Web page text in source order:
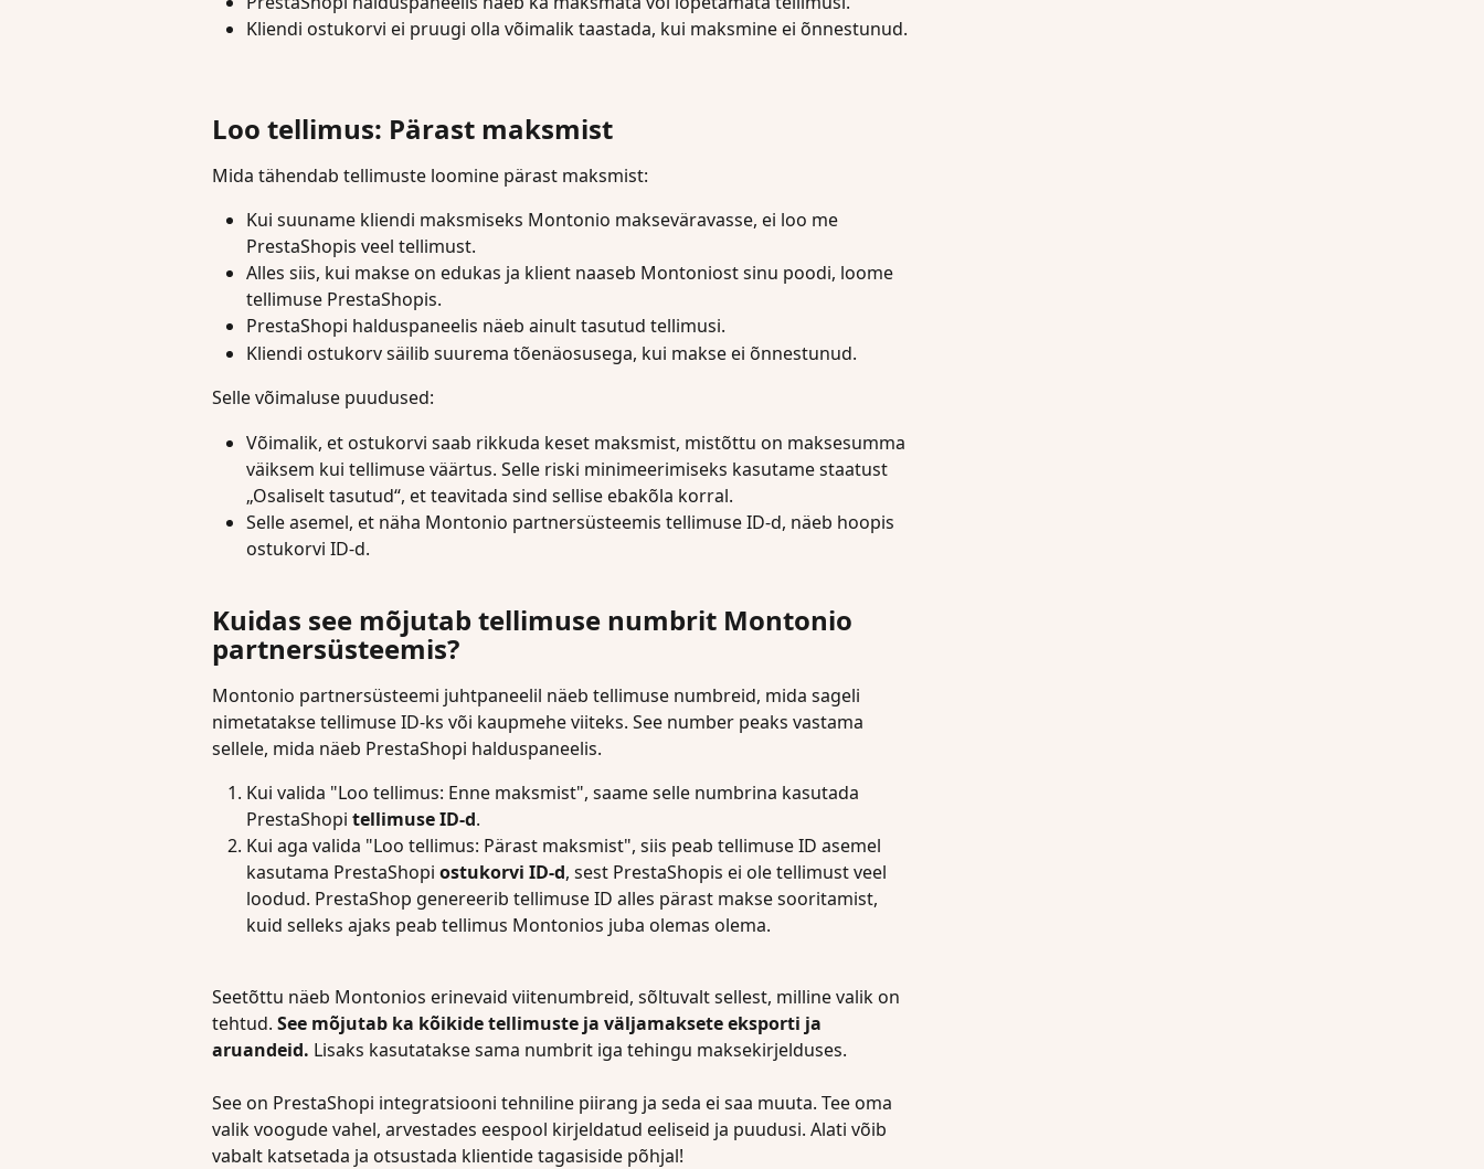
Kliendi ostukorvi ei pruugi olla võimalik taastada, kui maksmine ei õnnestunud.
Loo tellimus: Pärast maksmist
Mida tähendab tellimuste loomine pärast maksmist:
Kui suuname kliendi maksmiseks Montonio makseväravasse, ei loo me
PrestaShopis veel tellimust.
Alles siis, kui makse on edukas ja klient naaseb Montoniost sinu poodi, loome
tellimuse PrestaShopis.
PrestaShopi halduspaneelis näeb ainult tasutud tellimusi.
Kliendi ostukorv säilib suurema tõenäosusega, kui makse ei õnnestunud.
Selle võimaluse puudused:
Võimalik, et ostukorvi saab rikkuda keset maksmist, mistõttu on maksesumma
väiksem kui tellimuse väärtus. Selle riski minimeerimiseks kasutame staatust
„Osaliselt tasutud“, et teavitada sind sellise ebakõla korral.
Selle asemel, et näha Montonio partnersüsteemis tellimuse ID-d, näeb hoopis
ostukorvi ID-d.
Kuidas see mõjutab tellimuse numbrit Montonio
partnersüsteemis?
Montonio partnersüsteemi juhtpaneelil näeb tellimuse numbreid, mida sageli
nimetatakse tellimuse ID-ks või kaupmehe viiteks. See number peaks vastama
sellele, mida näeb PrestaShopi halduspaneelis.
Kui valida "Loo tellimus: Enne maksmist", saame selle numbrina kasutada
PrestaShopi tellimuse ID-d.
Kui aga valida "Loo tellimus: Pärast maksmist", siis peab tellimuse ID asemel
kasutama PrestaShopi ostukorvi ID-d, sest PrestaShopis ei ole tellimust veel
loodud. PrestaShop genereerib tellimuse ID alles pärast makse sooritamist,
kuid selleks ajaks peab tellimus Montonios juba olemas olema.
Seetõttu näeb Montonios erinevaid viitenumbreid, sõltuvalt sellest, milline valik on
tehtud. See mõjutab ka kõikide tellimuste ja väljamaksete eksporti ja
aruandeid. Lisaks kasutatakse sama numbrit iga tehingu maksekirjelduses.
See on PrestaShopi integratsiooni tehniline piirang ja seda ei saa muuta. Tee oma
valik voogude vahel, arvestades eespool kirjeldatud eeliseid ja puudusi. Alati võib
vabalt katsetada ja otsustada klientide tagasiside põhjal!